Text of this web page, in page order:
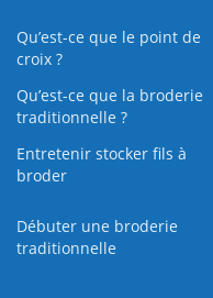
Qu’est-ce que le point de
croix ?
Qu’est-ce que la broderie
traditionnelle ?
Entretenir stocker fils à
broder
Débuter une broderie
traditionnelle